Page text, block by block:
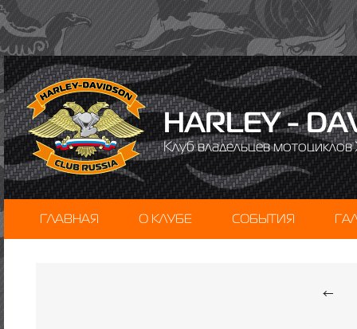
HARLEY -
Клуб владельцев
ГЛАВНАЯ О КЛУБЕ СОБЫТИЯ